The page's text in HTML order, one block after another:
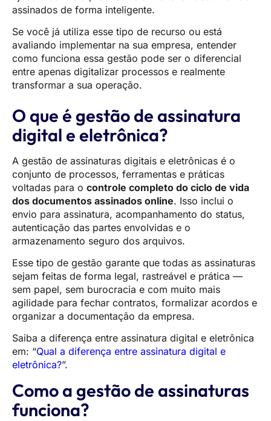
assinados de forma inteligente.
Se você já utiliza esse tipo de recurso ou está
avaliando implementar na sua empresa, entender
como funciona essa gestão pode ser o diferencial
entre apenas digitalizar processos e realmente
transformar a sua operação.
O que é gestão de assinatura
digital e eletrônica?
A gestão de assinaturas digitais e eletrônicas é o
conjunto de processos, ferramentas e práticas
voltadas para o controle completo do ciclo de vida
dos documentos assinados online. Isso inclui o
envio para assinatura, acompanhamento do status,
autenticação das partes envolvidas e o
armazenamento seguro dos arquivos.
Esse tipo de gestão garante que todas as assinaturas
sejam feitas de forma legal, rastreável e prática —
sem papel, sem burocracia e com muito mais
agilidade para fechar contratos, formalizar acordos e
organizar a documentação da empresa.
Saiba a diferença entre assinatura digital e eletrônica
em: “Qual a diferença entre assinatura digital e
eletrônica?”.
Como a gestão de assinaturas
funciona?